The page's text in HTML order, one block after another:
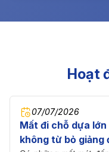
Hoạt
07/07/2026
Mất đi chỗ dựa lớn
không từ bỏ giảng